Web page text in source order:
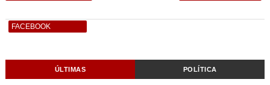
FACEBOOK
ÚLTIMAS POLÍTICA